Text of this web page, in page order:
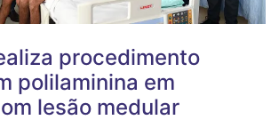
procedimento
polilaminina em
lesão medular